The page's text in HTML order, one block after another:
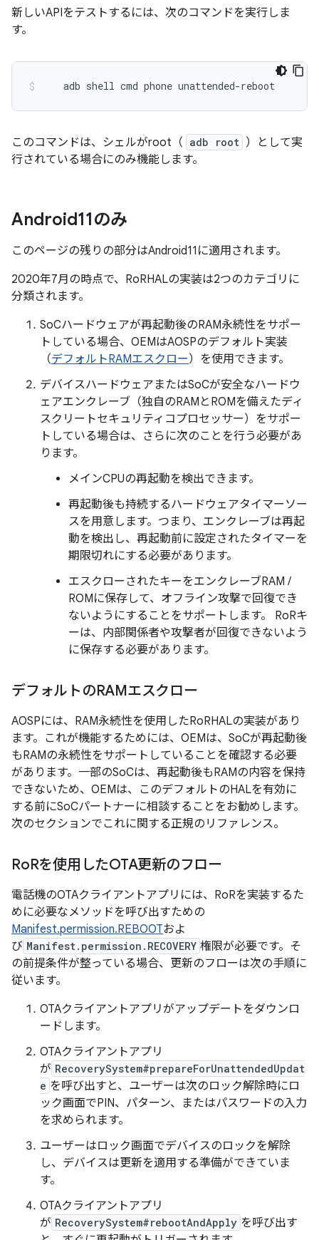
新しいAPIをテストするには、次のコマンドを実行しま
す。
adb shell cmd phone unattended-reboot
このコマンドは、シェルがroot（ adb root ）として実
行されている場合にのみ機能します。
Android11のみ
このページの残りの部分はAndroid11に適用されます。
2020年7月の時点で、RoRHALの実装は2つのカテゴリに
分類されます。
SoCハードウェアが再起動後のRAM永続性をサポー
トしている場合、OEMはAOSPのデフォルト実装
（デフォルトRAMエスクロー）を使用できます。
デバイスハードウェアまたはSoCが安全なハードウ
ェアエンクレーブ（独自のRAMとROMを備えたディ
スクリートセキュリティコプロセッサー）をサポー
トしている場合は、さらに次のことを行う必要があ
ります。
メインCPUの再起動を検出できます。
再起動後も持続するハードウェアタイマーソー
スを用意します。つまり、エンクレーブは再起
動を検出し、再起動前に設定されたタイマーを
期限切れにする必要があります。
エスクローされたキーをエンクレーブRAM /
ROMに保存して、オフライン攻撃で回復でき
ないようにすることをサポートします。 RoRキ
ーは、内部関係者や攻撃者が回復できないよう
に保存する必要があります。
デフォルトのRAMエスクロー
AOSPには、RAM永続性を使用したRoRHALの実装があり
ます。これが機能するためには、OEMは、SoCが再起動後
もRAMの永続性をサポートしていることを確認する必要
があります。一部のSoCは、再起動後もRAMの内容を保持
できないため、OEMは、このデフォルトのHALを有効に
する前にSoCパートナーに相談することをお勧めします。
次のセクションでこれに関する正規のリファレンス。
RoRを使用したOTA更新のフロー
電話機のOTAクライアントアプリには、RoRを実装するた
めに必要なメソッドを呼び出すための
Manifest.permission.REBOOTおよ
び Manifest.permission.RECOVERY 権限が必要です。そ
の前提条件が整っている場合、更新のフローは次の手順に
従います。
OTAクライアントアプリがアップデートをダウンロ
ードします。
OTAクライアントアプリ
が RecoverySystem#prepareForUnattendedUpdat
e を呼び出すと、ユーザーは次のロック解除時にロ
ック画面でPIN、パターン、またはパスワードの入力
を求められます。
ユーザーはロック画面でデバイスのロックを解除
し、デバイスは更新を適用する準備ができていま
す。
OTAクライアントアプリ
が RecoverySystem#rebootAndApply を呼び出す